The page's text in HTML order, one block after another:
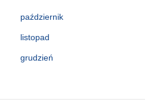
październik
listopad
grudzień